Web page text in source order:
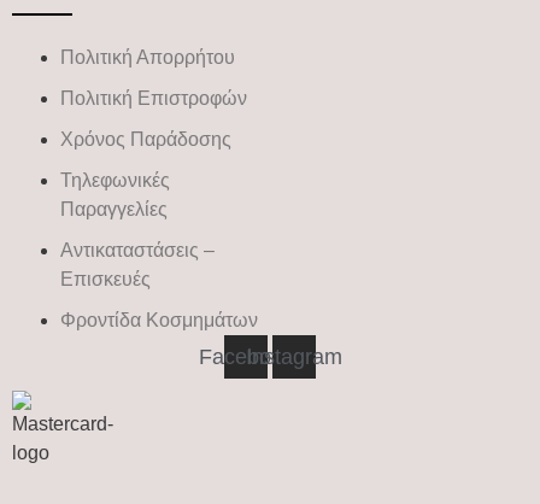
Πολιτική Απορρήτου
Πολιτική Επιστροφών
Χρόνος Παράδοσης
Τηλεφωνικές
Παραγγελίες
Αντικαταστάσεις –
Επισκευές
Φροντίδα Κοσμημάτων
FacebookInstagram